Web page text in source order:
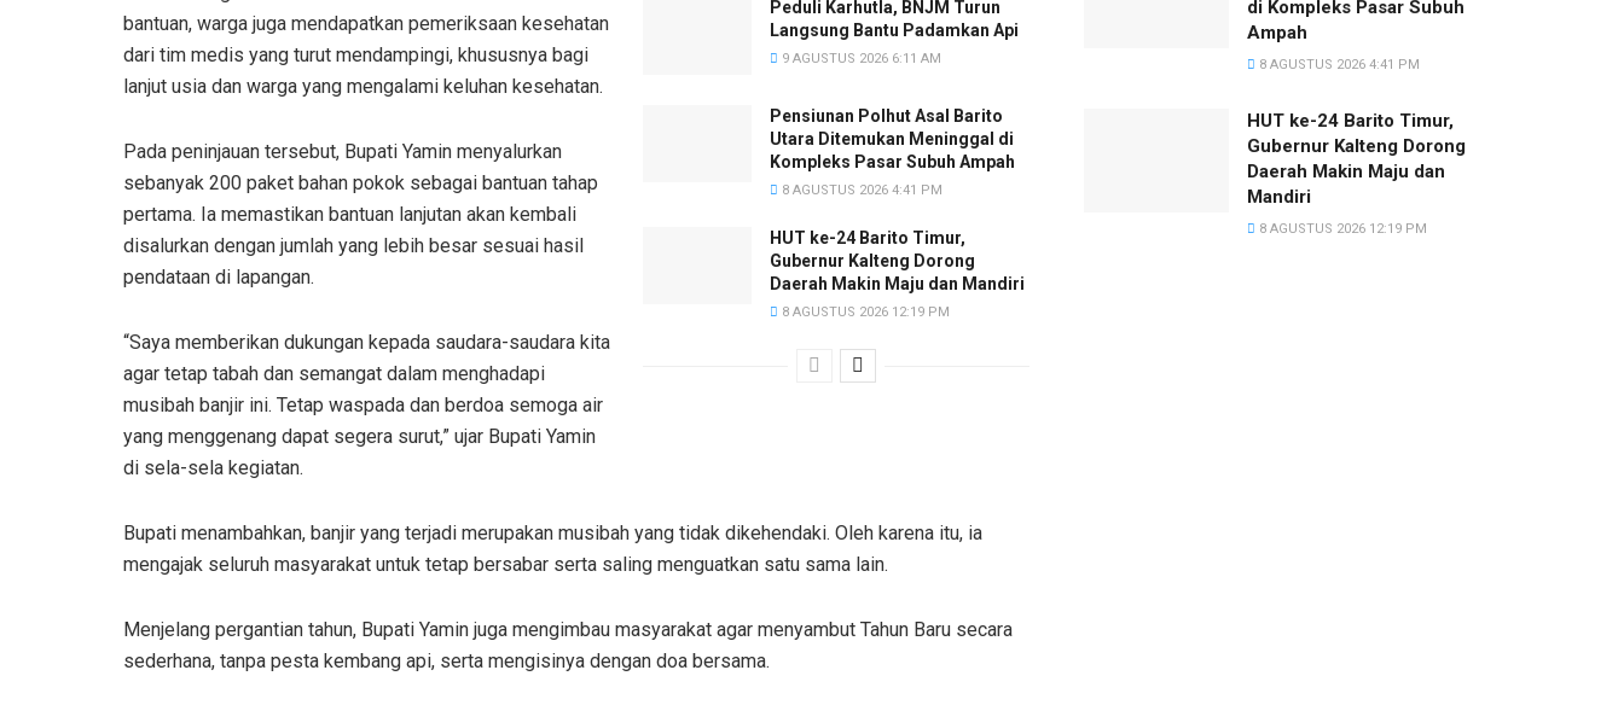
Peduli Karhutla, BNJM Turun
Langsung Bantu Padamkan Api
9 AGUSTUS 2026 6:11 AM
Pensiunan Polhut Asal Barito
Utara Ditemukan Meninggal di
Kompleks Pasar Subuh Ampah
8 AGUSTUS 2026 4:41 PM
HUT ke-24 Barito Timur,
Gubernur Kalteng Dorong
Daerah Makin Maju dan Mandiri
8 AGUSTUS 2026 12:19 PM
bantuan, warga juga mendapatkan pemeriksaan kesehatan
dari tim medis yang turut mendampingi, khususnya bagi
lanjut usia dan warga yang mengalami keluhan kesehatan.
Pada peninjauan tersebut, Bupati Yamin menyalurkan
sebanyak 200 paket bahan pokok sebagai bantuan tahap
pertama. Ia memastikan bantuan lanjutan akan kembali
disalurkan dengan jumlah yang lebih besar sesuai hasil
pendataan di lapangan.
“Saya memberikan dukungan kepada saudara-saudara kita
agar tetap tabah dan semangat dalam menghadapi
musibah banjir ini. Tetap waspada dan berdoa semoga air
yang menggenang dapat segera surut,” ujar Bupati Yamin
di sela-sela kegiatan.
Bupati menambahkan, banjir yang terjadi merupakan musibah yang tidak dikehendaki. Oleh karena itu, ia
mengajak seluruh masyarakat untuk tetap bersabar serta saling menguatkan satu sama lain.
Menjelang pergantian tahun, Bupati Yamin juga mengimbau masyarakat agar menyambut Tahun Baru secara
sederhana, tanpa pesta kembang api, serta mengisinya dengan doa bersama.
di Kompleks Pasar Subuh
Ampah
8 AGUSTUS 2026 4:41 PM
HUT ke-24 Barito Timur,
Gubernur Kalteng Dorong
Daerah Makin Maju dan
Mandiri
8 AGUSTUS 2026 12:19 PM